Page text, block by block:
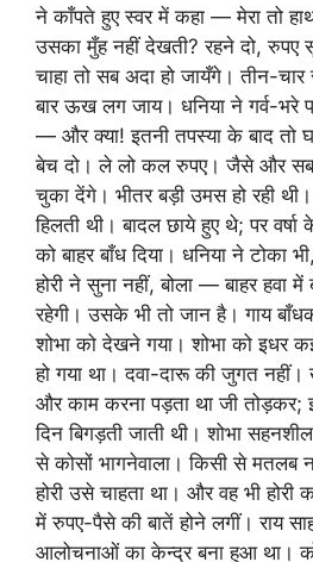
ने काँपते हुए स्वर में कहा — मेरा तो
उसका मुँह नहीं देखती? रहने दो, रुपए
चाहा तो सब अदा हो जायँगे। तीन-चार
बार ऊख लग जाय। धनिया ने गर्व-
— और क्या! इतनी तपस्या के बाद
बेच दो। ले लो कल रुपए। जैसे और
चुका देंगे। भीतर बड़ी उमस हो रही
हिलती थी। बादल छाये हुए थे; पर
को बाहर बाँध दिया। धनिया ने टोका
होरी ने सुना नहीं, बोला — बाहर हवा
रहेगी। उसके भी तो जान है। गाय
शोभा को देखने गया। शोभा को इधर
हो गया था। दवा-दारू की जुगत नहीं।
और काम करना पड़ता था जी तोड़कर;
दिन बिगड़ती जाती थी। शोभा
से कोसों भागनेवाला। किसी से मतलब
होरी उसे चाहता था। और वह भी होरी
में रुपए-पैसे की बातें होने लगीं। राय
आलोचनाओं का केन्द्र बना हुआ था।